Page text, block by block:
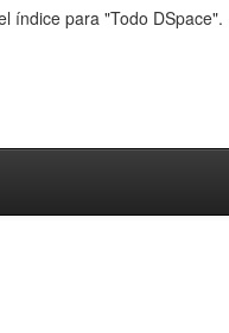
índice para "Todo DSpace".